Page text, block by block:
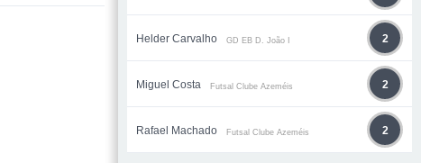
Helder Carvalho GD EB D. João I 2
Miguel Costa Futsal Clube Azeméis 2
Rafael Machado Futsal Clube Azeméis 2